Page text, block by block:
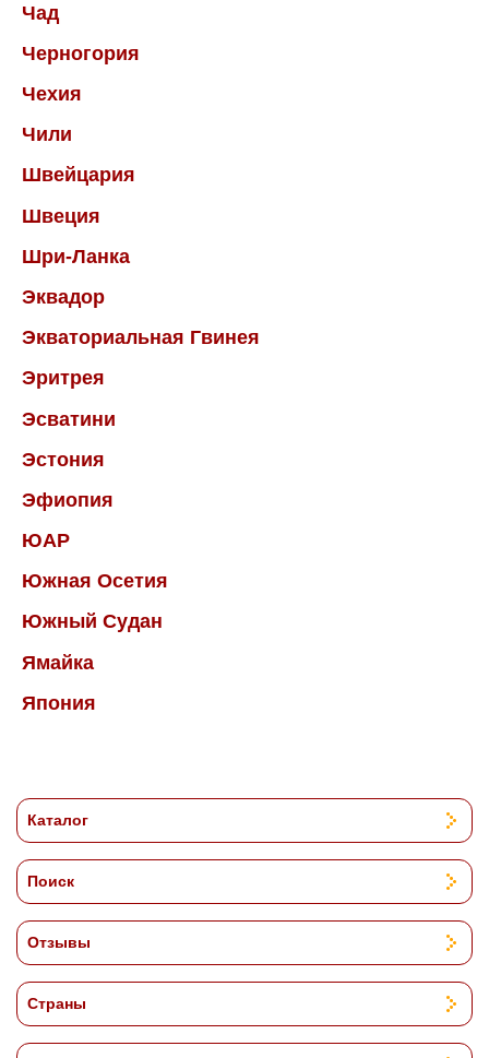
Чад
Черногория
Чехия
Чили
Швейцария
Швеция
Шри-Ланка
Эквадор
Экваториальная Гвинея
Эритрея
Эсватини
Эстония
Эфиопия
ЮАР
Южная Осетия
Южный Судан
Ямайка
Япония
Каталог
Поиск
Отзывы
Страны